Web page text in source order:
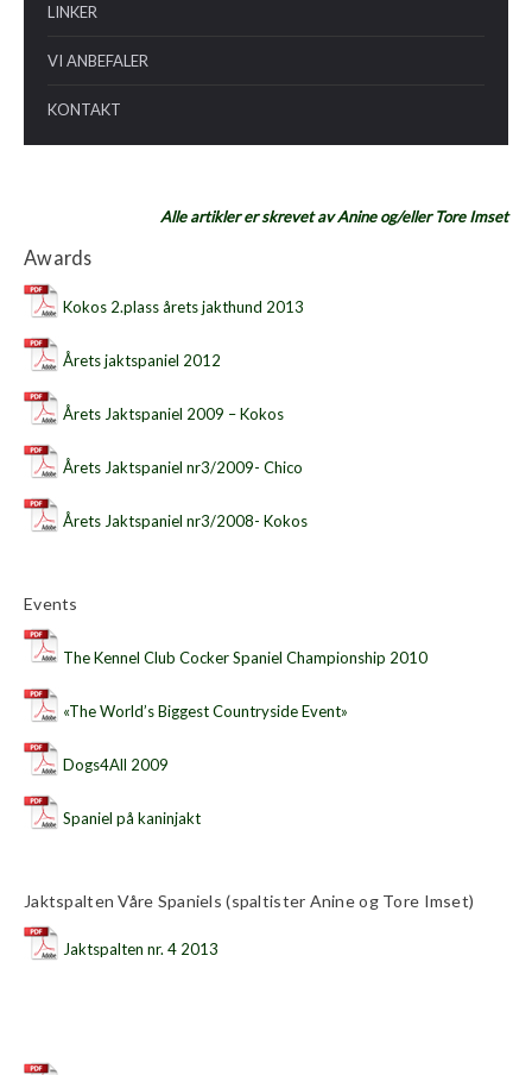
LINKER
VI ANBEFALER
KONTAKT
Alle artikler er skrevet av Anine og/eller Tore Imset
Awards
Kokos 2.plass årets jakthund 2013
Årets jaktspaniel 2012
Årets Jaktspaniel 2009 – Kokos
Årets Jaktspaniel nr3/2009- Chico
Årets Jaktspaniel nr3/2008- Kokos
Events
The Kennel Club Cocker Spaniel Championship 2010
«The World’s Biggest Countryside Event»
Dogs4All 2009
Spaniel på kaninjakt
Jaktspalten Våre Spaniels (spaltister Anine og Tore Imset)
Jaktspalten nr. 4 2013